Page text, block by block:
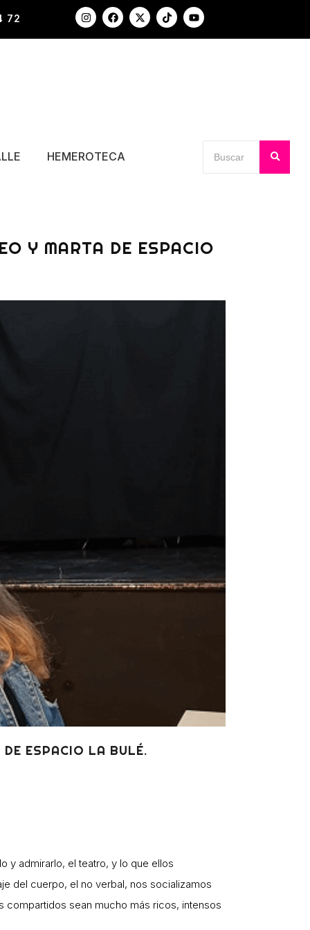
72
HEMEROTECA
Y MARTA DE ESPACIO
ESPACIO LA BULÉ.
y admirarlo, el teatro, y lo que ellos
del cuerpo, el no verbal, nos socializamos
compartidos sean mucho más ricos, intensos